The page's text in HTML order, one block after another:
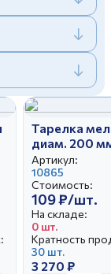
Тарелка
диам. 200
Гладкий
Гуси
краской
Артикул:
10865
Стоимость:
109 ₽/шт.
На складе:
0 шт.
Кратность
30 шт.
3 270 ₽